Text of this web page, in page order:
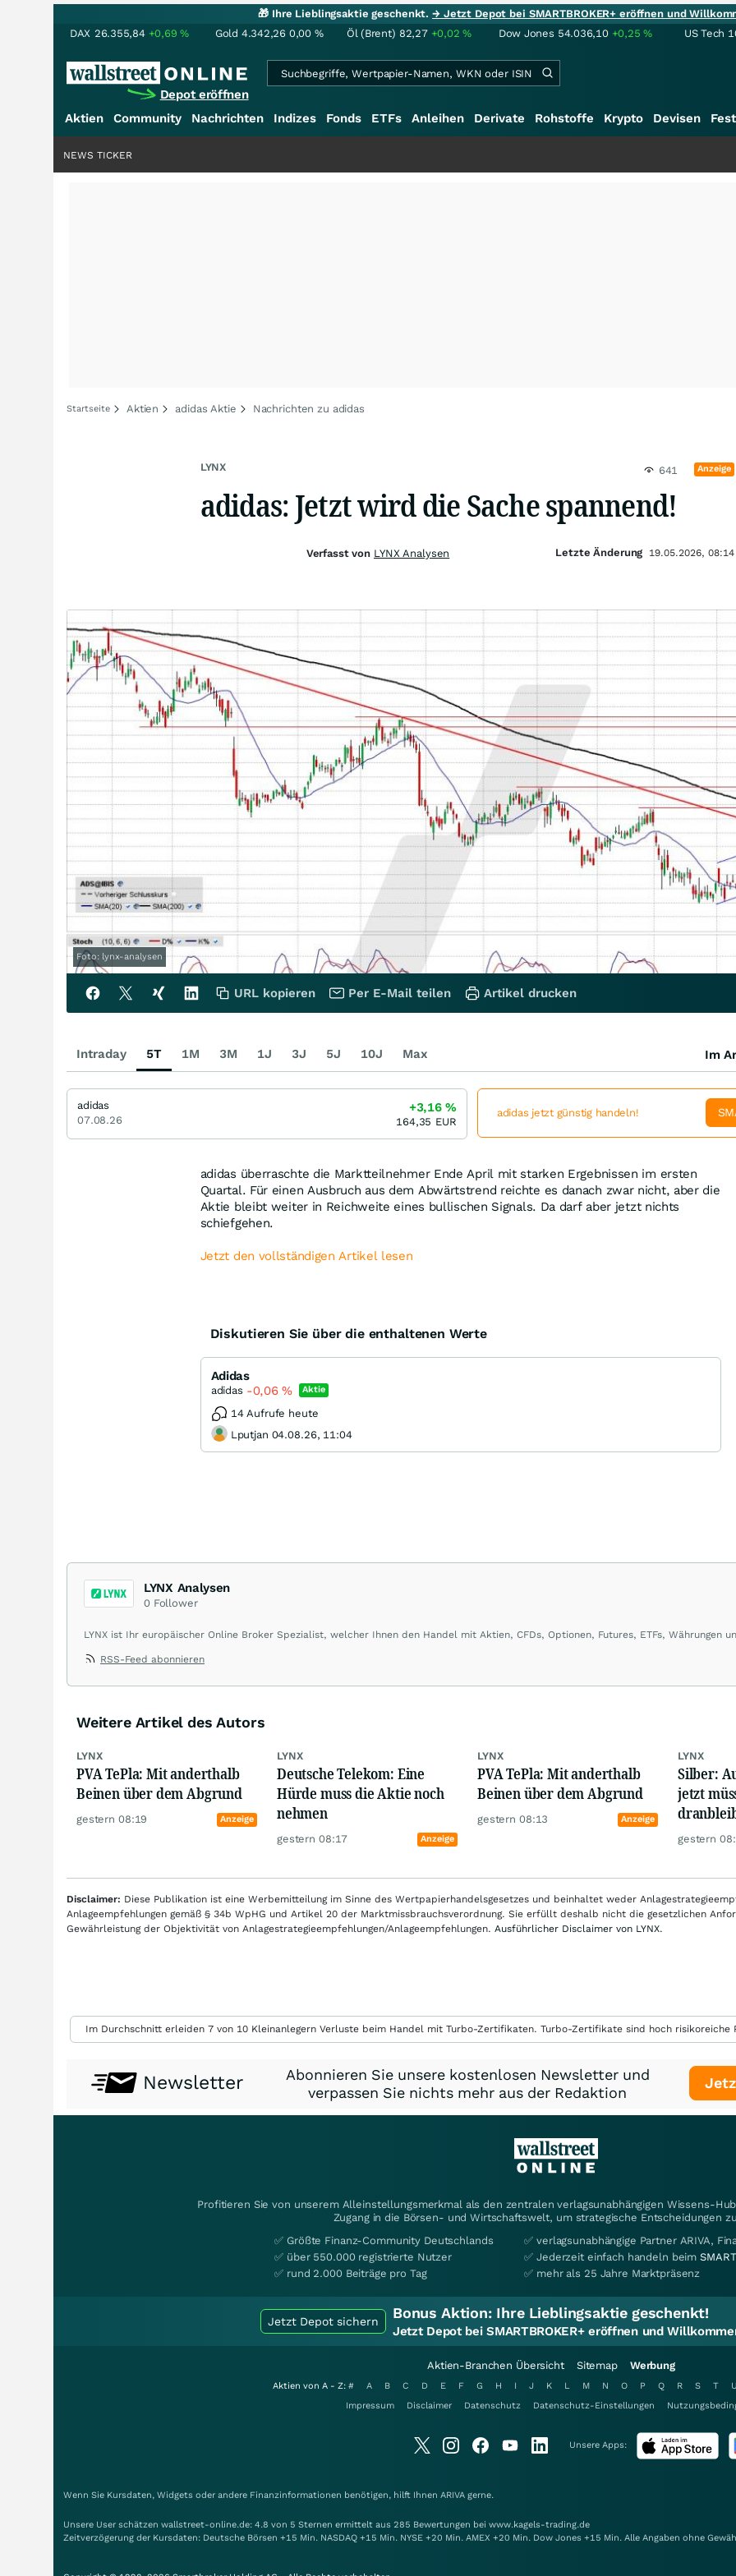
🎁 Ihre Lieblingsaktie geschenkt.→ Jetzt Depot bei SMARTBROKER+ eröffnen und
DAX 26.355,84 +0,69% Gold 4.342,26 0,00 % Öl (Brent) 82,27 +0,02% Dow Jones 54.036,10 +0,25% US Tech
Depot eröffnen
Aktien Community Nachrichten Indizes Fonds ETFs Anleihen Derivate Rohstoffe Krypto Devisen
NEWS TICKER
Startseite Aktien adidas Aktie Nachrichten zu adidas
LYNX 641 Anzeige
adidas: Jetzt wird die Sache spannend!
Foto: lynx-analysen
adidas überraschte die Marktteilnehmer Ende April mit starken Ergebnissen im ersten
Quartal. Für einen Ausbruch aus dem Abwärtstrend reichte es danach zwar nicht, aber die
Aktie bleibt weiter in Reichweite eines bullischen Signals. Da darf aber jetzt nichts
schiefgehen.
Jetzt den vollständigen Artikel lesen
Diskutieren Sie über die enthaltenen Werte
Adidas
adidas -0,06% Aktie
14 Aufrufe heute
Lputjan 04.08.26, 11:04
LYNX Analysen
0 Follower
LYNX ist Ihr europäischer Online Broker Spezialist, welcher Ihnen den Handel mit Aktien, CFDs, Optionen, Futures, ETFs, Währungen
ausnahmslos günstigen Konditionen.
RSS-Feed abonnieren
Weitere Artikel des Autors
LYNX
PVA TePla: Mit anderthalb
Beinen über dem Abgrund
gestern 08:19 Anzeige
LYNX
Deutsche Telekom: Eine
Hürde muss die Aktie noch
nehmen
gestern 08:17 Anzeige
LYNX
PVA TePla: Mit anderthalb
Beinen über dem Abgrund
gestern 08:13 Anzeige
LYNX
Silber:
jetzt
gestern
Disclaimer: Diese Publikation ist eine Werbemitteilung im Sinne des Wertpapierhandelsgesetzes und beinhaltet weder
Anlageempfehlungen gemäß § 34b WpHG und Artikel 20 der Marktmissbrauchsverordnung. Sie erfüllt deshalb nicht die gesetzlichen
Gewährleistung der Objektivität von Anlagestrategieempfehlungen/Anlageempfehlungen. Ausführlicher Disclaimer von LYNX.
Verfasst von LYNX Analysen Letzte Änderung 19.05.2026, 08:14
URL kopieren Per E-Mail teilen Artikel drucken
Intraday 5T 1M 3M 1J 3J 5J 10J Max Im
adidas
07.08.26
+3,16%
164,35 EUR
adidas jetzt günstig handeln!
Im Durchschnitt erleiden 7 von 10 Kleinanlegern Verluste beim Handel mit Turbo-Zertifikaten. Turbo-Zertifikate sind hoch
Newsletter
Abonnieren Sie unsere kostenlosen Newsletter und
verpassen Sie nichts mehr aus der Redaktion
Profitieren Sie von unserem Alleinstellungsmerkmal als den zentralen verlagsunabhängigen Wissens-
Zugang in die Börsen- und Wirtschaftswelt, um strategische Entscheidungen
✅ Größte Finanz-Community Deutschlands
✅ über 550.000 registrierte Nutzer
✅ rund 2.000 Beiträge pro Tag
✅ verlagsunabhängige Partner ARIVA,
✅ Jederzeit einfach handeln beim
✅ mehr als 25 Jahre Marktpräsenz
Jetzt Depot sichern Bonus Aktion: Ihre Lieblingsaktie geschenkt!
Jetzt Depot bei SMARTBROKER+ eröffnen und
Aktien-Branchen Übersicht Sitemap Werbung
Aktien von A - Z: # A B C D E F G H I J K L M N O P Q R S T U
Impressum
Disclaimer Datenschutz Datenschutz-Einstellungen
Unsere Apps:
Wenn Sie Kursdaten, Widgets oder andere Finanzinformationen benötigen, hilft Ihnen ARIVA gerne.
Unsere User schätzen wallstreet-online.de: 4.8 von 5 Sternen ermittelt aus 285 Bewertungen bei www.kagels-trading.de
Zeitverzögerung der Kursdaten: Deutsche Börsen +15 Min. NASDAQ +15 Min. NYSE +20 Min. AMEX +20 Min. Dow Jones +15 Min. Alle Angaben ohne